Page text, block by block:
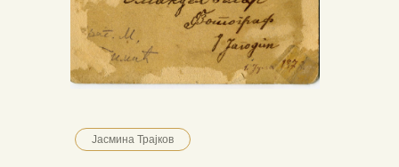
Јасмина Трајков